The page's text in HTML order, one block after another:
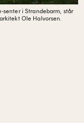
senter i Strandebarm, står
Ole Halvorsen.